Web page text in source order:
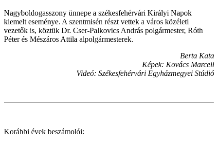
Nagyboldogasszony ünnepe a székesfehérvári Királyi Napok
kiemelt eseménye. A szentmisén részt vettek a város közéleti
vezetők is, köztük Dr. Cser-Palkovics András polgármester, Róth
Péter és Mészáros Attila alpolgármesterek.
Berta Kata
Képek: Kovács Marcell
Videó: Székesfehérvári Egyházmegyei Stúdió
Korábbi évek beszámolói: